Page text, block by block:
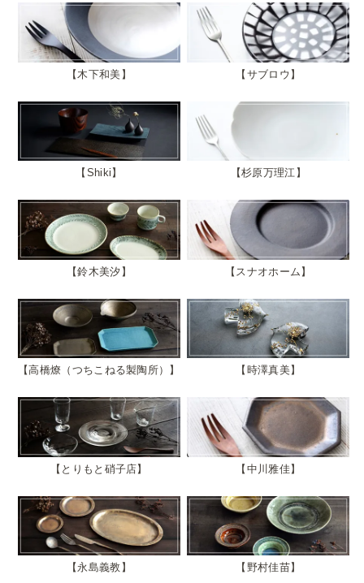
木下和美 サブロウ
Shiki 杉原万理江
鈴木美汐 スナオホーム
高橋燎（つちこねる製陶所） 時澤真美
とりもと硝子店 中川雅佳
永島義教 野村佳苗